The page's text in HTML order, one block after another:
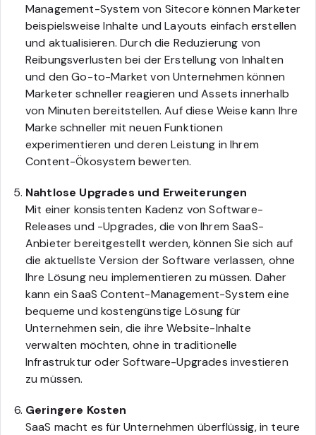
Management-System von Sitecore können Marketer
beispielsweise Inhalte und Layouts einfach erstellen
und aktualisieren. Durch die Reduzierung von
Reibungsverlusten bei der Erstellung von Inhalten
und den Go-to-Market von Unternehmen können
Marketer schneller reagieren und Assets innerhalb
von Minuten bereitstellen. Auf diese Weise kann Ihre
Marke schneller mit neuen Funktionen
experimentieren und deren Leistung in Ihrem
Content-Ökosystem bewerten.
Nahtlose Upgrades und Erweiterungen
Mit einer konsistenten Kadenz von Software-
Releases und -Upgrades, die von Ihrem SaaS-
Anbieter bereitgestellt werden, können Sie sich auf
die aktuellste Version der Software verlassen, ohne
Ihre Lösung neu implementieren zu müssen. Daher
kann ein SaaS Content-Management-System eine
bequeme und kostengünstige Lösung für
Unternehmen sein, die ihre Website-Inhalte
verwalten möchten, ohne in traditionelle
Infrastruktur oder Software-Upgrades investieren
zu müssen.
Geringere Kosten
SaaS macht es für Unternehmen überflüssig, in teure